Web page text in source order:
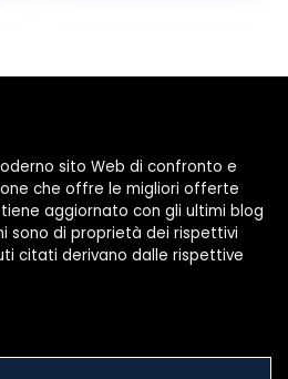
sito Web di confronto e
che offre le migliori offerte
aggiornato con gli ultimi blog
sono di proprietà dei rispettivi
citati derivano dalle rispettive